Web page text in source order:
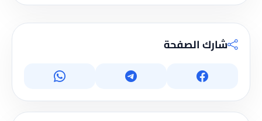
شارك الصفحة